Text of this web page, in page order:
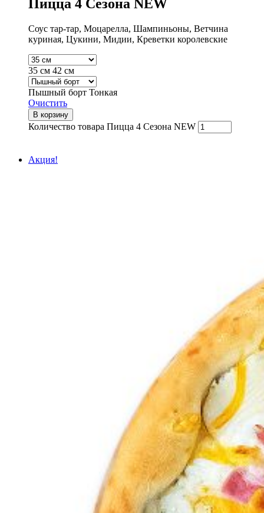
Пицца 4 Сезона NEW
Соус тар-тар, Моцарелла, Шампиньоны, Ветчина
куриная, Цукини, Мидии, Креветки королевские
35 см 42 см
Пышный борт Тонкая
Очистить
В корзину
Количество товара Пицца 4 Сезона NEW
Акция!